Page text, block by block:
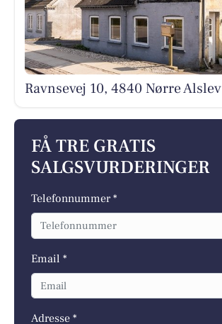
Ravnsevej 10, 4840 Nørre Alslev
FÅ TRE GRATIS
SALGSVURDERINGER
Telefonnummer *
Email *
Adresse *